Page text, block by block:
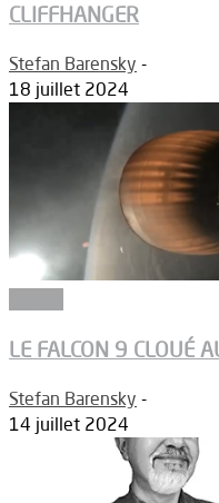
CLIFFHANGER
Stefan Barensky -
18 juillet 2024
LE FALCON 9 CLOUÉ
Stefan Barensky -
14 juillet 2024